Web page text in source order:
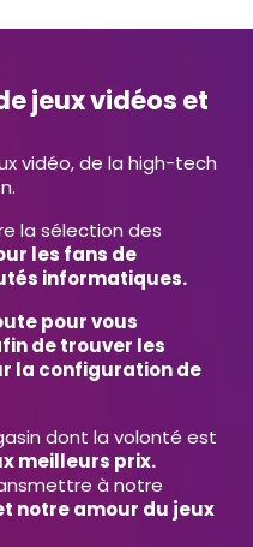
jeux vidéos et
vidéo, de la high-tech
la sélection des
les fans de
informatiques.
pour vous
de trouver les
la configuration de
dont la volonté est
meilleurs prix.
à notre
notre amour du jeux